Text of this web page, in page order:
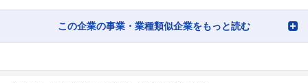
この企業の事業・業種類似企業をもっと読む